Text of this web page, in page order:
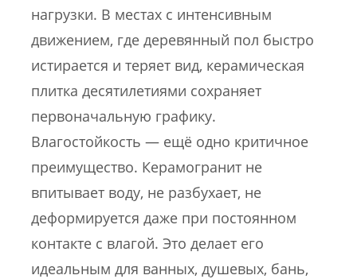
нагрузки. В местах с интенсивным
движением, где деревянный пол быстро
истирается и теряет вид, керамическая
плитка десятилетиями сохраняет
первоначальную графику.
Влагостойкость — ещё одно критичное
преимущество. Керамогранит не
впитывает воду, не разбухает, не
деформируется даже при постоянном
контакте с влагой. Это делает его
идеальным для ванных, душевых, бань,